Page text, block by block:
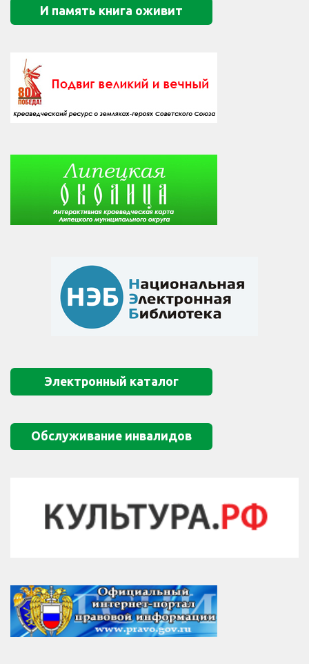
И память книга оживит
Электронный каталог
Обслуживание инвалидов